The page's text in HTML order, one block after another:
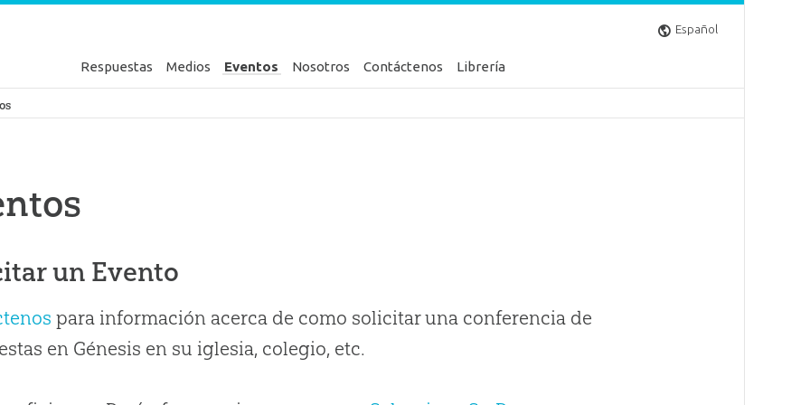
Español
Respuestas Medios Eventos Nosotros Contáctenos Librería
Génesis
un Evento
para información acerca de como solicitar una conferencia de
en Génesis en su iglesia, colegio, etc.